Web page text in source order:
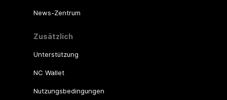
News-Zentrum
Zusätzlich
Unterstützung
NC Wallet
Nutzungsbedingungen